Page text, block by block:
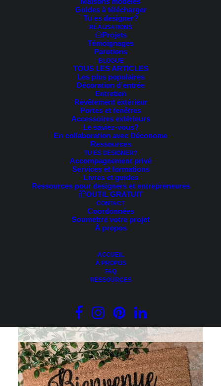
Guides à télécharger
Tu es designer?
RÉALISATIONS
Projets
Témoignages
Parutions
BLOGUE
TOUS LES ARTICLES
Les plus populaires
Décoration d’entrée
Entretien
Revêtement extérieur
Portes et fenêtres
Accessoires extérieurs
Le saviez-vous?
En collaboration avec Déconome
Ressources
TU ES DESIGNER?
Accompagnement privé
Services et formations
Livres et guides
Ressources pour designers et entrepreneures
OUTIL GRATUIT
CONTACT
Coordonnées
Soumettre votre projet
À propos
ACCUEIL
À PROPOS
FAQ
RESSOURCES
Tri par popularité
Tri par tarif croissant
Tri par tarif décroissant
11 résultats affichés
récent
au
plus
AJOUTER AU PANIER
Paillasson – Vous avez quelque chose à nous vendre?
AU REVOIR!